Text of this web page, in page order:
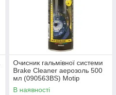
Очисник гальмівної системи
Brake Cleaner аерозоль 500
мл (090563BS) Motip
В наявності